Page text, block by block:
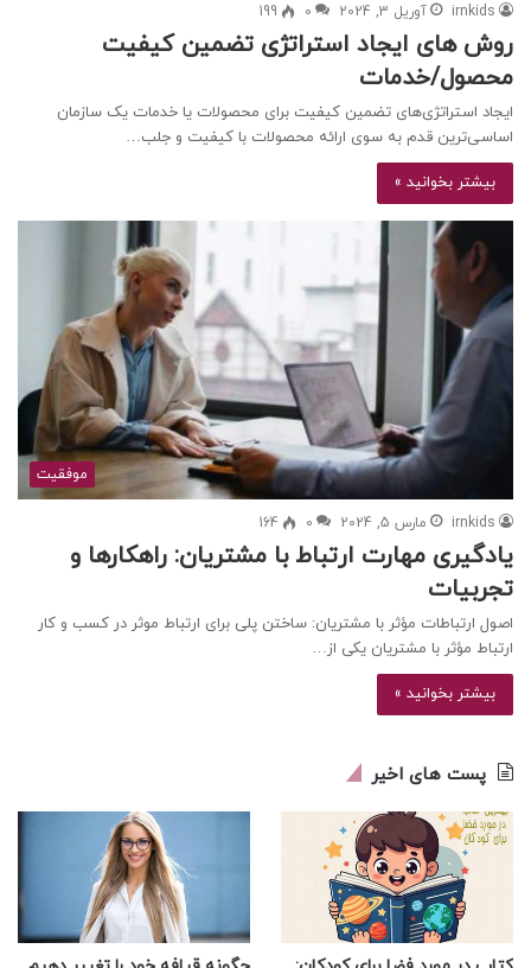
irnkids آوریل 3, 2024 0
199
روش های ایجاد استراتژی‌ تضمین کیفیت
محصول/خدمات
ایجاد استراتژی‌های تضمین کیفیت برای محصولات یا خدمات یک سازمان
اساسی‌ترین قدم به سوی ارائه محصولات با کیفیت و جلب…
بیشتر بخوانید »
موفقیت
irnkids مارس 5, 2024 0
164
یادگیری مهارت ارتباط با مشتریان: راهکارها و
تجربیات
اصول ارتباطات مؤثر با مشتریان: ساختن پلی برای ارتباط موثر در کسب و کار
ارتباط مؤثر با مشتریان یکی از…
بیشتر بخوانید »
پست های اخیر